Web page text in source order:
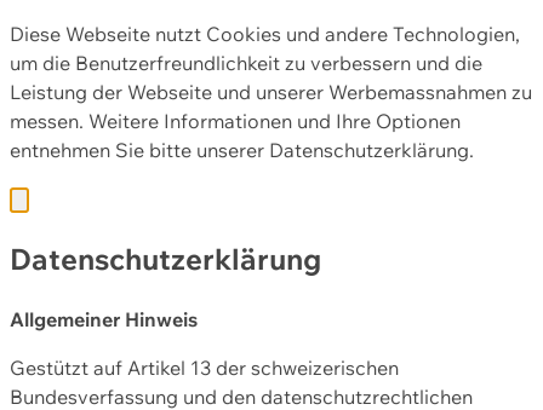
Diese Webseite nutzt Cookies und andere Technologien,
um die Benutzerfreundlichkeit zu verbessern und die
Leistung der Webseite und unserer Werbemassnahmen zu
messen. Weitere Informationen und Ihre Optionen
entnehmen Sie bitte unserer Datenschutzerklärung.
Datenschutzerklärung
Allgemeiner Hinweis
Gestützt auf Artikel 13 der schweizerischen
Bundesverfassung und den datenschutzrechtlichen